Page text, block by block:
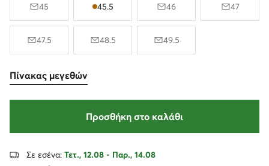
45 45.5 46 47
47.5 48.5 49.5
Πίνακας μεγεθών
Προσθήκη στο καλάθι
Σε εσένα: Τετ., 12.08 - Παρ., 14.08